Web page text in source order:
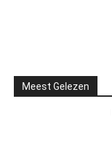
Meest Gelezen